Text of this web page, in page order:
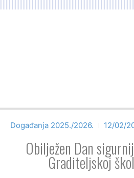
Događanja 2025./2026. 12/02/
Obilježen Dan
Graditeljskoj